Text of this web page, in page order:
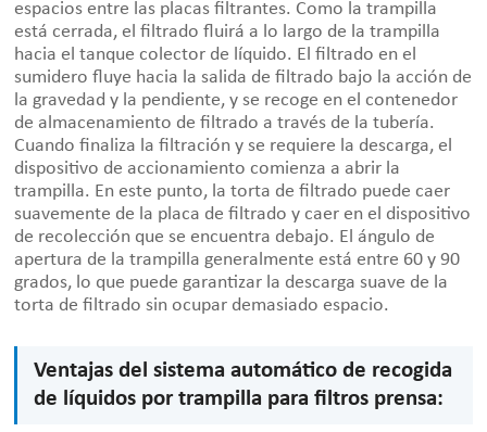
espacios entre las placas filtrantes. Como la trampilla
está cerrada, el filtrado fluirá a lo largo de la trampilla
hacia el tanque colector de líquido. El filtrado en el
sumidero fluye hacia la salida de filtrado bajo la acción de
la gravedad y la pendiente, y se recoge en el contenedor
de almacenamiento de filtrado a través de la tubería.
Cuando finaliza la filtración y se requiere la descarga, el
dispositivo de accionamiento comienza a abrir la
trampilla. En este punto, la torta de filtrado puede caer
suavemente de la placa de filtrado y caer en el dispositivo
de recolección que se encuentra debajo. El ángulo de
apertura de la trampilla generalmente está entre 60 y 90
grados, lo que puede garantizar la descarga suave de la
torta de filtrado sin ocupar demasiado espacio.
Ventajas del sistema automático de recogida
de líquidos por trampilla para filtros prensa: